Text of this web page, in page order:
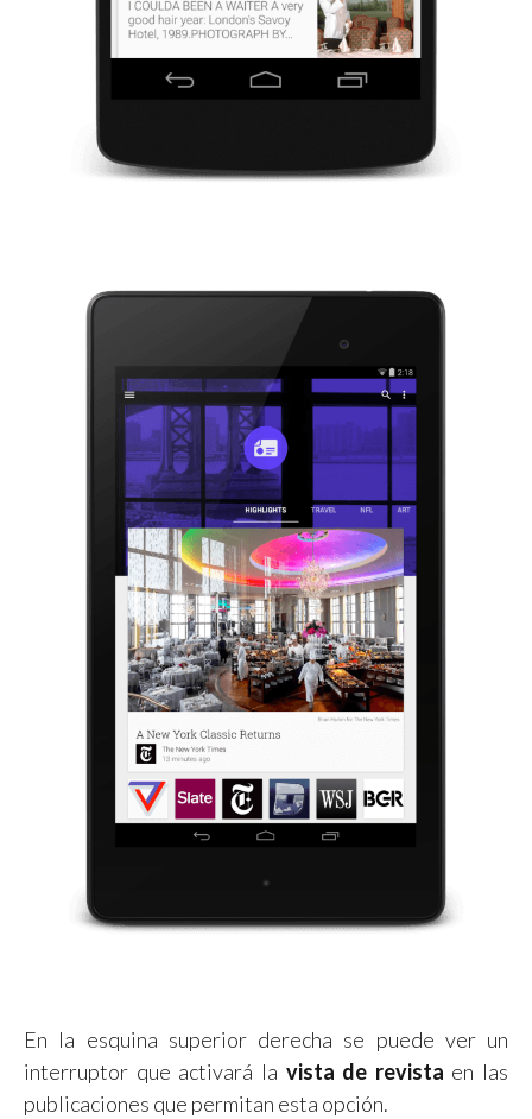
En la esquina superior derecha se puede ver un
interruptor que activará la vista de revista en las
publicaciones que permitan esta opción.